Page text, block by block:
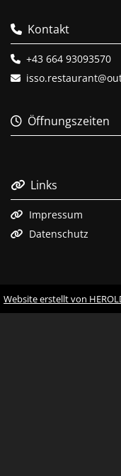
 Kontakt
 +43 664 93093570

 Öffnungszeiten
 Links
 Impressum
 Datenschutz
Website erstellt von